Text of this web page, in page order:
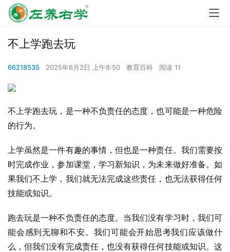
不上学跑去玩
66218535 2025年6月2日 上午8:50 教育百科 阅读 11
不上学跑去玩，是一种不负责任的态度，也可能是一种危险
的行为。
上学虽然是一件有趣的事情，但也是一种责任。我们需要按
时完成作业，参加课堂，学习新知识，为未来做好准备。如
果我们不上学，我们就无法完成这些责任，也无法获得任何
技能或知识。
跑去玩是一种不负责任的态度。当我们没有学习时，我们可
能会感到无聊和不安。我们可能会开始思考我们应该做什
么，但我们没有完成责任，也没有获得任何技能或知识。这